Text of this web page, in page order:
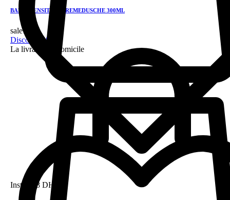
BALEA SENSITIVE CREMEDUSCHE 300ML
sale!
Discount 28%
La livraison a domicile
Instock 8 DH